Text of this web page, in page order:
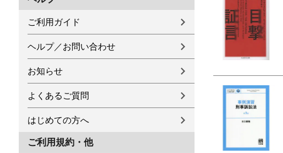
ご利用ガイド
ヘルプ／お問い合わせ
お知らせ
よくあるご質問
はじめての方へ
ご利用規約・他